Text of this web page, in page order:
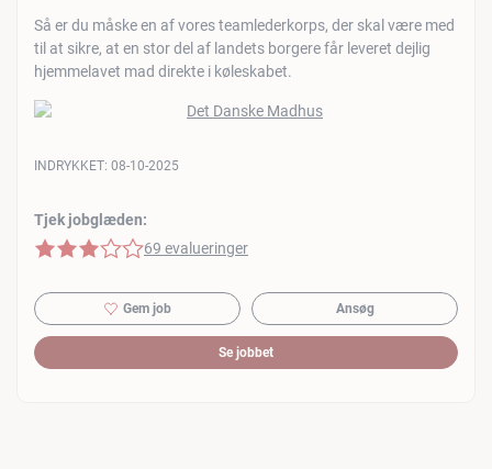
Så er du måske en af vores teamlederkorps, der skal være med
til at sikre, at en stor del af landets borgere får leveret dejlig
hjemmelavet mad direkte i køleskabet.
Tjek jobglæden:
3 af 5 stjerner
69 evalueringer
INDRYKKET: 08-10-2025
Gem job Ansøg
Se jobbet